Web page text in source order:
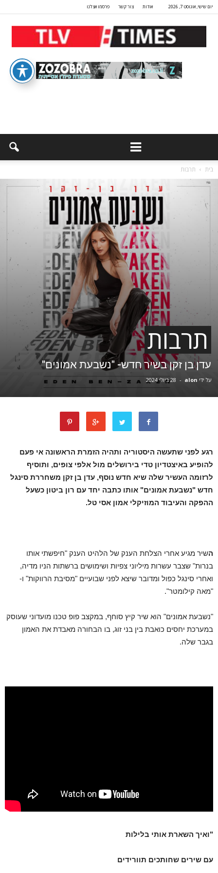
יום שישי, אוגוסט 7, 2026 אודות צור קשר פרסמו אצלנו
בית תרבות
תרבות
עדן בן זקן בשיר חדש- "נשבעת אמונים"
על ידי alon
- 28 ביולי 2024
רגע לפני שתעשה היסטוריה ותהיה הזמרת הראשונה אי פעם
להופיע באיצטדיון טדי בירושלים מול אלפי צופים, ותוסיף
לרזומה העשיר שלה שיא חדש נוסף, עדן בן זקן משחררת סינגל
חדש "נשבעת אמונים" אותו כתבה יחד עם רון ביטון כשעל
ההפקה והעיבוד המוזיקלי אמון אסי טל.
השיר מגיע אחרי הצלחת הענק של הלהיט הענק "חיפשתי אותו
בנרות" שצבר עשרות מיליוני צפיות ושימושים ברשתות הניו מדיה,
ואחרי סינגל כפול ומדובר שיצא לפני שבועיים "מסיבת הרווקות" ו-
"מאה קילומטר".
"נשבעת אמונים" הוא שיר קיץ סוחף, במקצב פופ טכנו מועדוני שעוסק
במערכת יחסים כואבת בין בני זוג, בו הבחורה מאבדת את האמון
בגבר שלה.
"ואיך השארת אותי בלילות
עם שירים שחותכים תוורידים